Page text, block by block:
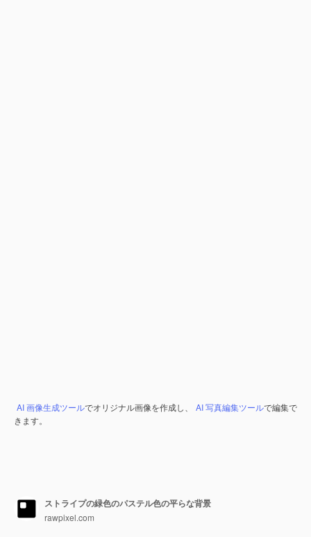
AI 画像生成ツールでオリジナル画像を作成し、 AI 写真編集ツールで編集で
きます。
ストライプの緑色のパステル色の平らな背景
rawpixel.com